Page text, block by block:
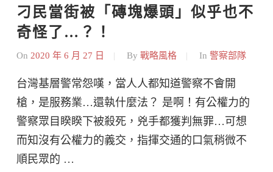
刁民當街被「磚塊爆頭」似乎也不
奇怪了…？！
On 2020 年 6 月 27 日 By 戰略風格 In 警察部隊
台灣基層警常怨嘆，當人人都知道警察不會開
槍，是服務業…還執什麼法？ 是啊！有公權力的
警察眾目睽睽下被殺死，兇手都獲判無罪…可想
而知沒有公權力的義交，指揮交通的口氣稍微不
順民眾的 …